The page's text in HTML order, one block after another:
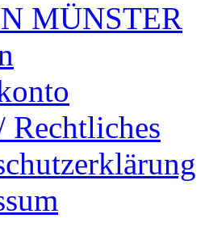
MÜNSTER
Rechtliches